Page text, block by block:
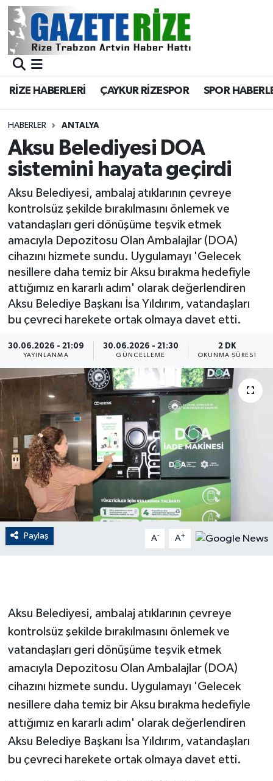
RİZE HABERLERİ ÇAYKUR RİZESPOR SPOR
HABERLER ANTALYA
Aksu Belediyesi DOA
sistemini hayata geçirdi
Aksu Belediyesi, ambalaj atıklarının çevreye
kontrolsüz şekilde bırakılmasını önlemek ve
vatandaşları geri dönüşüme teşvik etmek
amacıyla Depozitosu Olan Ambalajlar (DOA)
cihazını hizmete sundu. Uygulamayı 'Gelecek
nesillere daha temiz bir Aksu bırakma hedefiyle
attığımız en kararlı adım' olarak değerlendiren
Aksu Belediye Başkanı İsa Yıldırım, vatandaşları
bu çevreci harekete ortak olmaya davet etti.
30.06.2026 - 21:09
YAYINLANMA
30.06.2026 - 21:30
GÜNCELLEME
2 DK
OKUNMA SÜRESI
Paylaş A- A+
Aksu Belediyesi, ambalaj atıklarının çevreye
kontrolsüz şekilde bırakılmasını önlemek ve
vatandaşları geri dönüşüme teşvik etmek
amacıyla Depozitosu Olan Ambalajlar (DOA)
cihazını hizmete sundu. Uygulamayı 'Gelecek
nesillere daha temiz bir Aksu bırakma hedefiyle
attığımız en kararlı adım' olarak değerlendiren
Aksu Belediye Başkanı İsa Yıldırım, vatandaşları
bu çevreci harekete ortak olmaya davet etti.
BÖLGEMİZ
Asayiş
Rize Jandarma Komutanlığı
Bilim Teknoloji
Advertising news
Canlı Maç
ÇEVRE
Dış Haberler
Dünya
EĞİTİM
EKONOMİ
English News
Finans
Flaş Haber
Gayrimenkul
Güvenlik
HABERDE İNSAN
İNSAN
İş Dünyası
Jandarma
Merkez Nöbetçi Eczaneler
Merkez Trafik Yoğunluk Haritası
Süper Lig Puan Durumu ve Fikstür
Tüm Manşetler
Son Dakika Haberleri
Haber Arşivi